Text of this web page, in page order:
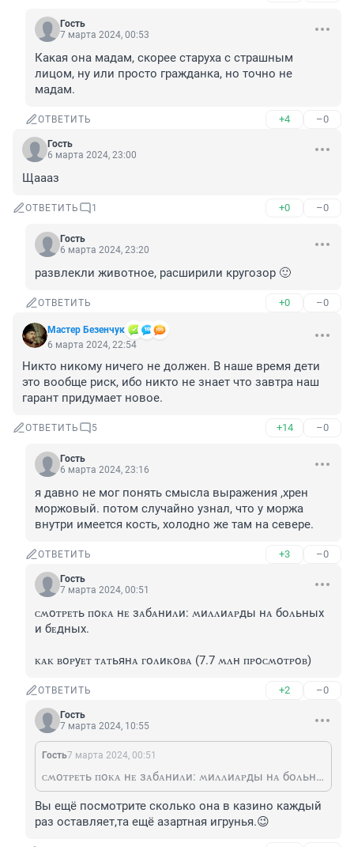
Гость
7 марта 2024, 00:53
Какая она мадам, скорее старуха с страшным
лицом, ну или просто гражданка, но точно не
мадам.
ОТВЕТИТЬ +4 –0
Гость
6 марта 2024, 23:00
Щаааз
ОТВЕТИТЬ 1 +0 –0
Гость
6 марта 2024, 23:20
развлекли животное, расширили кругозор 🙂
ОТВЕТИТЬ +0 –0
Мастер Безенчук
6 марта 2024, 22:54
Никто никому ничего не должен. В наше время дети
это вообще риск, ибо никто не знает что завтра наш
гарант придумает новое.
ОТВЕТИТЬ 5 +14 –0
Гость
6 марта 2024, 23:16
я давно не мог понять смысла выражения ,хрен
моржовый. потом случайно узнал, что у моржа
внутри имеется кость, холодно же там на севере.
ОТВЕТИТЬ +3 –0
Гость
7 марта 2024, 00:51
ᴄʍоᴛᴩᴇᴛь ᴨоᴋᴀ нᴇ зᴀбᴀниᴧи: ʍиᴧᴧиᴀᴩды нᴀ боᴧьных
и бᴇдных.
ᴋᴀᴋ ʙоᴩуᴇᴛ ᴛᴀᴛьянᴀ ᴦоᴧиᴋоʙᴀ (7.7 ʍᴧн ᴨᴩоᴄʍоᴛᴩоʙ)
ОТВЕТИТЬ +2 –0
Гость
7 марта 2024, 10:55
Гость7 марта 2024, 00:51
ᴄʍоᴛᴩᴇᴛь ᴨоᴋᴀ нᴇ зᴀбᴀниᴧи: ʍиᴧᴧиᴀᴩды нᴀ боᴧьных и бᴇдных. ᴋᴀᴋ ʙоᴩуᴇᴛ ᴛᴀᴛьянᴀ ᴦоᴧиᴋоʙᴀ (7.7 ʍᴧн ᴨᴩоᴄʍоᴛᴩоʙ)
Вы ещё посмотрите сколько она в казино каждый
раз оставляет,та ещё азартная игрунья.😉